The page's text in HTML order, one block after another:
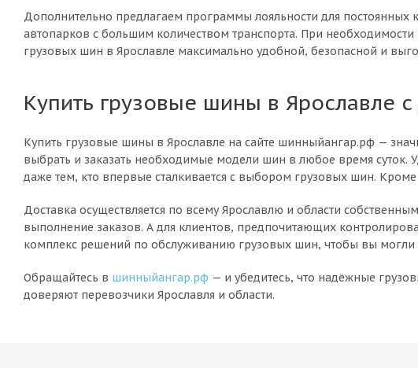
Дополнительно предлагаем программы лояльности для постоянных
автопарков с большим количеством транспорта. При
грузовых шин в Ярославле максимально удобной, безопасной и
Купить грузовые шины в Ярославле
Купить грузовые шины в Ярославле на сайте шинныйангар.рф —
выбрать и заказать необходимые модели шин в любое время суток.
даже тем, кто впервые сталкивается с выбором грузовых шин.
Доставка осуществляется по всему Ярославлю и области
выполнение заказов. А для клиентов, предпочитающих
комплекс решений по обслуживанию грузовых шин, чтобы вы могли
Обращайтесь в шинныйангар.рф — и убедитесь, что надёжные
доверяют перевозчики Ярославля и области.